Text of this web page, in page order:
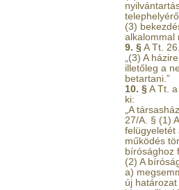
(3)
alkalommal
9. § A Tt.
„(3) A
illetőleg a
betartani.”
10. § A Tt.
ki:
„A
27/A. § (1)
felügyeletét
működés
bírósághoz
(2) A
a)
új